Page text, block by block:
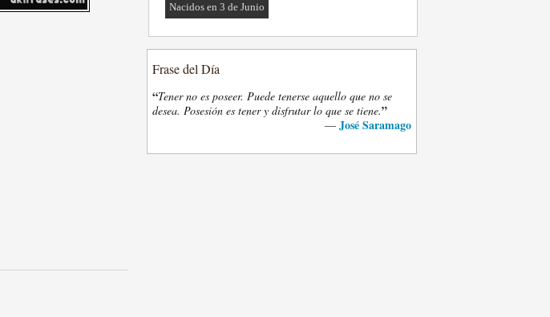
Nacidos en 3 de Junio
Frase del Día
“Tener no es poseer. Puede tenerse aquello que no se
desea. Posesión es tener y disfrutar lo que se tiene.”
— José Saramago